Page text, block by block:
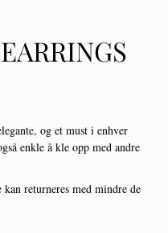
og et must i enhver
enkle å kle opp med andre
returneres med mindre de